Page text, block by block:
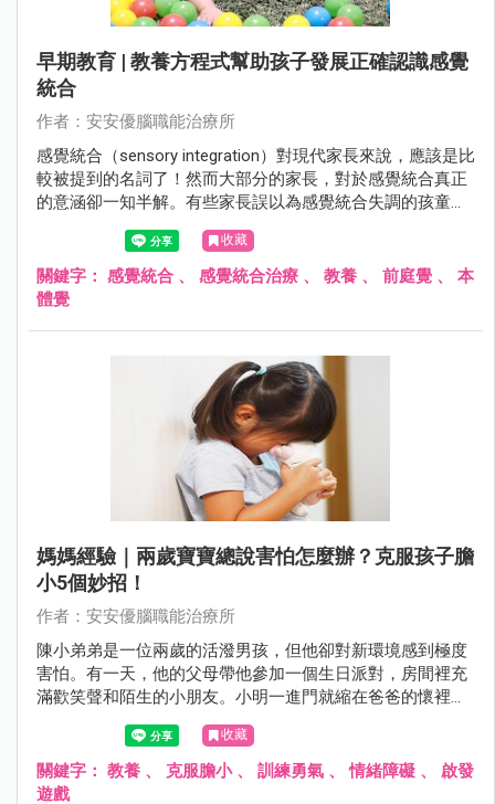
早期教育 | 教養方程式幫助孩子發展正確認識感覺
統合
作者：安安優腦職能治療所
感覺統合（sensory integration）對現代家長來說，應該是比
較被提到的名詞了！然而大部分的家長，對於感覺統合真正
的意涵卻一知半解。有些家長誤以為感覺統合失調的孩童就
是過動兒，或以為感覺統合是在教導兒童做運動。這些觀念
都沒有完全掌握感覺統合這個概念，僅是摸著邊際的看法。
收藏
關鍵字： 感覺統合 、 感覺統合治療 、 教養 、 前庭覺 、 本
體覺
媽媽經驗｜兩歲寶寶總說害怕怎麼辦？克服孩子膽
小5個妙招！
作者：安安優腦職能治療所
陳小弟弟是一位兩歲的活潑男孩，但他卻對新環境感到極度
害怕。有一天，他的父母帶他參加一個生日派對，房間裡充
滿歡笑聲和陌生的小朋友。小明一進門就縮在爸爸的懷裡，
眼神躲閃且不敢發聲。他看著其他小朋友在玩耍，卻不敢加
入。當有人走近想跟他打招呼時，小明緊張地捏住了爸爸的
衣袖，顯露出典型的害怕表情。即便父母試圖撫慰他，小明
仍然保持著警戒，不敢踏出安全的爸爸懷抱。這種情境凸顯
收藏
關鍵字： 教養 、 克服膽小、 訓練勇氣 、情緒障礙 、 啟發
遊戲